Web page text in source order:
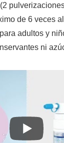
de 6 veces
adultos y
ni